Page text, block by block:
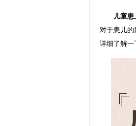
儿童患
对于患儿的
详细了解一